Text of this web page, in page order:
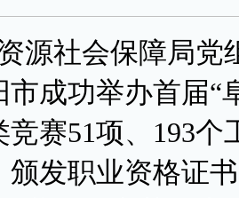
源社会保障局党
市成功举办首届
竞赛51项、193
颁发职业资格证